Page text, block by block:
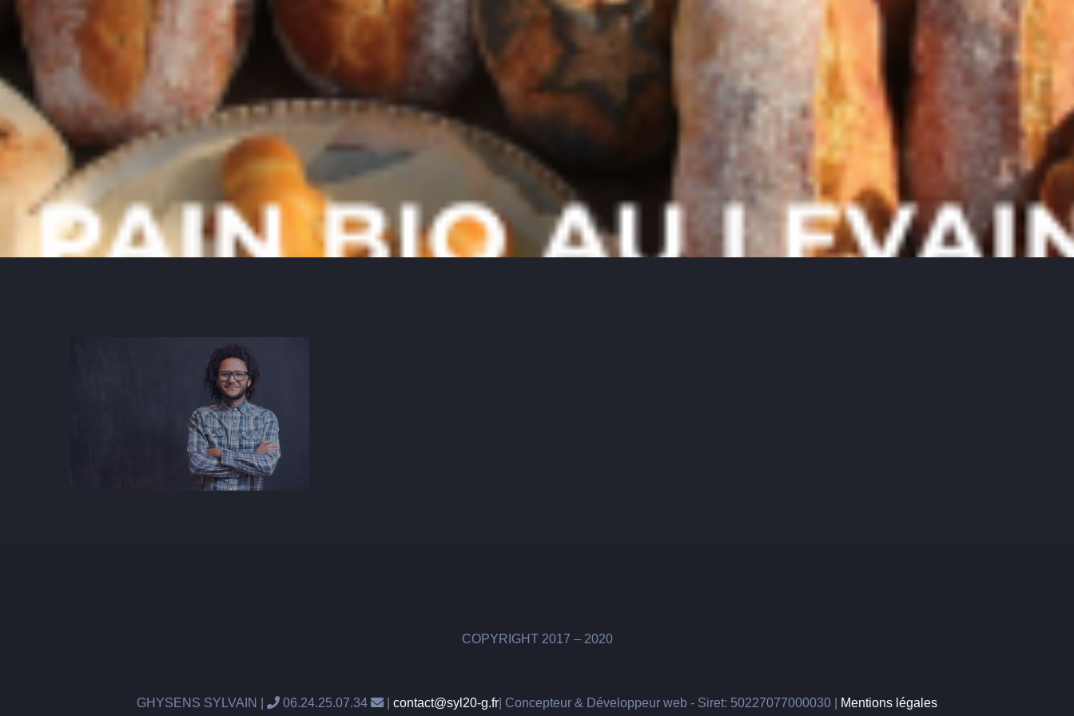
COPYRIGHT 2017 – 2020
GHYSENS SYLVAIN | 06.24.25.07.34 contact@syl20-g.fr | Concepteur & Développeur web - Siret: 50227077000030 | Mentions légales